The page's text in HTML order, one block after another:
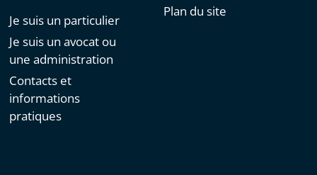
Je suis un particulier
Je suis un avocat ou
une administration
Contacts et
informations
pratiques
Plan du site